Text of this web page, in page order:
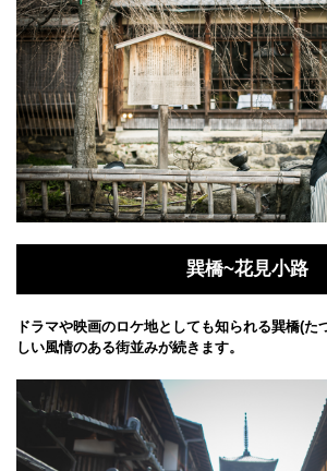
巽橋~花見小路
ドラマや映画のロケ地としても知られる巽橋(た
しい風情のある街並みが続きます。